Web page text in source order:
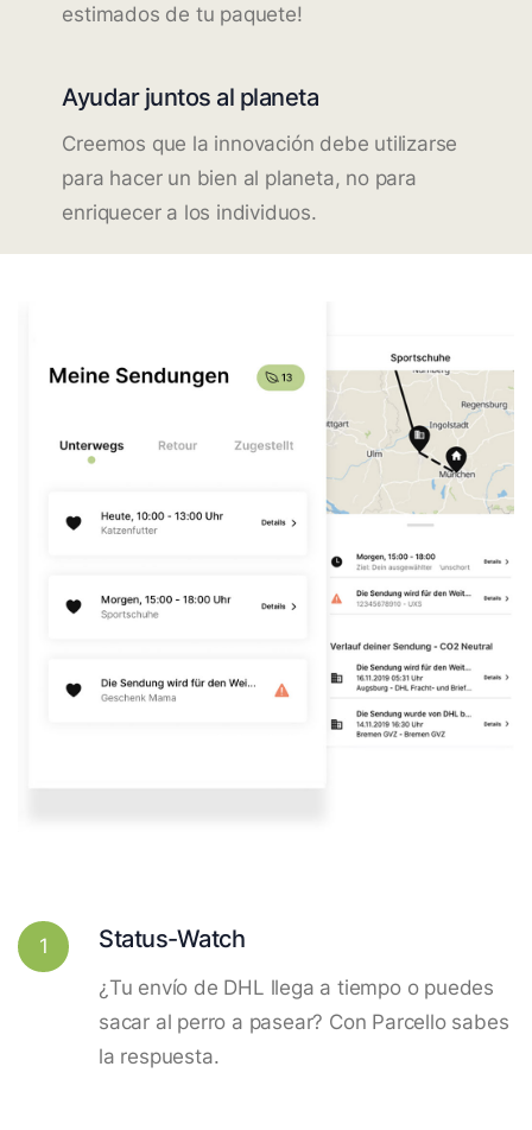
estimados de tu paquete!
Ayudar juntos al planeta
Creemos que la innovación debe utilizarse
para hacer un bien al planeta, no para
enriquecer a los individuos.
1 Status-Watch
¿Tu envío de DHL llega a tiempo o puedes
sacar al perro a pasear? Con Parcello sabes
la respuesta.